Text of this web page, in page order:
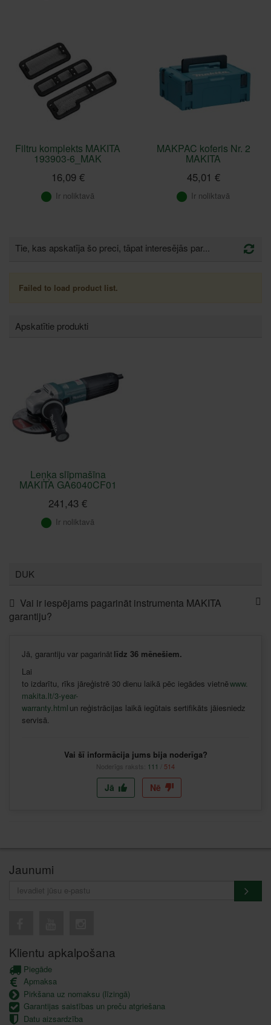
Filtru komplekts MAKITA
193903-6_MAK
16,09 €
Ir noliktavā
MAKPAC koferis Nr. 2
MAKITA
45,01 €
Ir noliktavā
Tie, kas apskatīja šo preci, tāpat interesējās par...
Failed to load product list.
Apskatītie produkti
Leņķa slīpmašīna
MAKITA GA6040CF01
241,43 €
Ir noliktavā
DUK
Vai ir iespējams pagarināt instrumenta MAKITA
garantiju?
Jā garantiju var pagarināt līdz 36 mēnešiem.
Lai
to izdarītu rīks jāreģistrē 30 dienu laikā pēc iegādes vietnēwww.
makita.lt/3-year-
warranty.html un reģistrācijas laikā iegūtais sertifikāts jāiesniedz
servisā
Vai šī informācija jums bija noderīga?
Noderīgs raksts: 111 514
Jā Nē
Jaunumi
Klientu apkalpošana
Piegāde
Apmaksa
Pirkšana uz nomaksu (līzingā)
Garantijas saistības un preču atgriešana
Datu aizsardzība